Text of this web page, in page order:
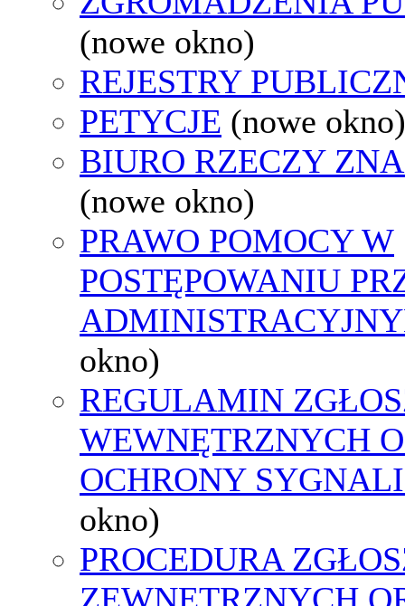
(nowe okno)
REJESTRY
PETYCJE (nowe okno)
BIURO RZECZY
(nowe okno)
PRAWO POMOCY W
POSTĘPOWANIU
okno)
REGULAMIN
WEWNĘTRZNYCH
OCHRONY
okno)
PROCEDURA